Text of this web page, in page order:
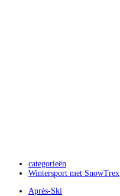
categorieën
Wintersport met SnowTrex
Après-Ski